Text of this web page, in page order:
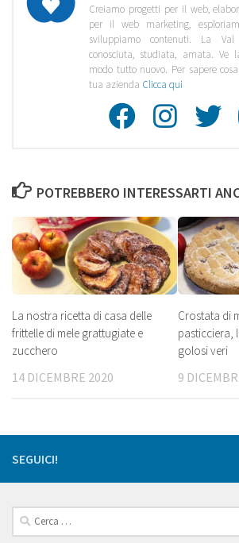
Creiamo progetti per il web,
per il web marketing,
sviluppiamo contenuti. La
conosciuta, studiata, amata. Ve
modo tutto nuovo. Per sapere
tua azienda Clicca qui
POTREBBERO INTERESSARTI
La nostra ricetta di casa delle
frittelle di mele grattugiate e
zucchero
14 DICEMBRE 2020
Crostata di
pasticciera,
golosi veri
9
SEGUICI!
Ricerca
per: